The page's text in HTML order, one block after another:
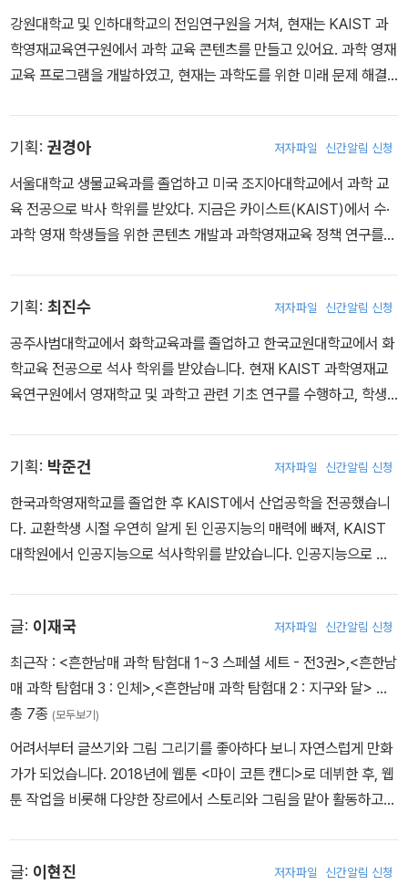
강원대학교 및 인하대학교의 전임연구원을 거쳐, 현재는 KAIST 과
학영재교육연구원에서 과학 교육 콘텐츠를 만들고 있어요. 과학 영재
교육 프로그램을 개발하였고, 현재는 과학도를 위한 미래 문제 해결
기획: 권경아 저자파일 신간알림 신청
서울대학교 생물교육과를 졸업하고 미국 조지아대학교에서 과학 교
육 전공으로 박사 학위를 받았다. 지금은 카이스트(KAIST)에서 수·
과학 영재 학생들을 위한 콘텐츠 개발과 과학영재교육 정책 연구를
기획: 최진수 저자파일 신간알림 신청
공주사범대학교에서 화학교육과를 졸업하고 한국교원대학교에서 화
학교육 전공으로 석사 학위를 받았습니다. 현재 KAIST 과학영재교
육연구원에서 영재학교 및 과학고 관련 기초 연구를 수행하고, 학생
기획: 박준건 저자파일 신간알림 신청
한국과학영재학교를 졸업한 후 KAIST에서 산업공학을 전공했습니
다. 교환학생 시절 우연히 알게 된 인공지능의 매력에 빠져, KAIST
대학원에서 인공지능으로 석사학위를 받았습니다. 인공지능으로 더
글: 이재국 저자파일 신간알림 신청
최근작 : <흔한남매 과학 탐험대 1~3 스페셜 세트 - 전3권>,<흔한남
매 과학 탐험대 3 : 인체>,<흔한남매 과학 탐험대 2 : 지구와 달> …
총 7종 (모두보기)
어려서부터 글쓰기와 그림 그리기를 좋아하다 보니 자연스럽게 만화
가가 되었습니다. 2018년에 웹툰 <마이 코튼 캔디>로 데뷔한 후, 웹
툰 작업을 비롯해 다양한 장르에서 스토리와 그림을 맡아 활동하고
글: 이현진 저자파일 신간알림 신청